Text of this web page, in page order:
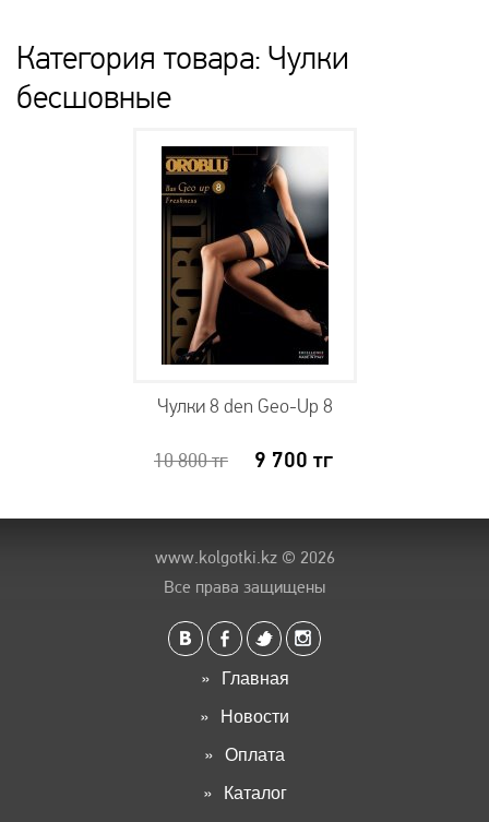
Категория товара: Чулки
бесшовные
Чулки 8 den Geo-Up 8
10 800тг 9 700 тг
www.kolgotki.kz© 2026
Все права защищены
Главная
Новости
Оплата
Каталог